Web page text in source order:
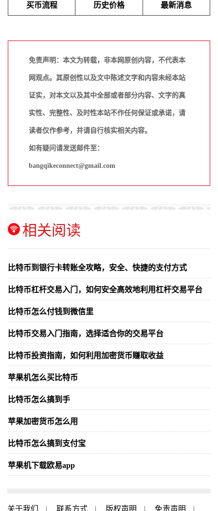
买币流程 历史价格 最新消息
免责声明：本文为转载，非本网原创内容，不代表本
网观点。其原创性以及文中陈述文字和内容未经本站
证实，对本文以及其中全部或者部分内容、文字的真
实性、完整性、及时性本站不作任何保证或承诺，请
读者仅作参考，并请自行核实相关内容。
如有疑问请发送邮件至：
bangqikeconnect@gmail.com
相关阅读
比特币到银行卡转账全攻略，安全、快捷的支付方式
比特币杠杆交易入门，如何安全高效地利用杠杆交易平台
比特币怎么付钱到微信里
比特币交易入门指南，选择适合你的交易平台
比特币投资指南，如何利用加密货币赚取收益
苹果机怎么买比特币
比特币怎么搞到手
苹果加密货币怎么用
比特币怎么搞到支付宝
苹果机下载欧易app
关于我们 | 联系方式 | 版权声明 | 免责声明 |